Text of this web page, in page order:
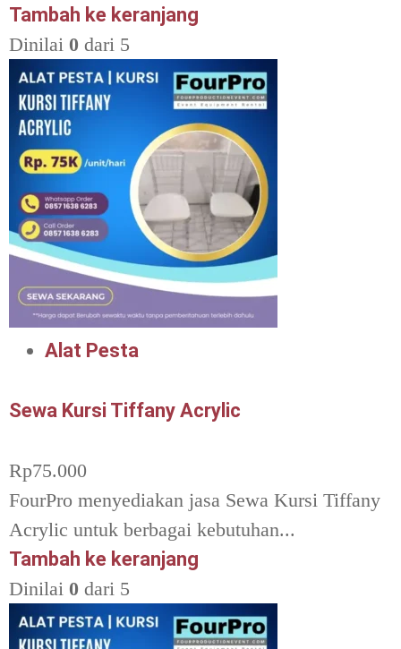
Tambah ke keranjang
Dinilai 0 dari 5
Alat Pesta
Sewa Kursi Tiffany Acrylic
Rp75.000
FourPro menyediakan jasa Sewa Kursi Tiffany
Acrylic untuk berbagai kebutuhan...
Tambah ke keranjang
Dinilai 0 dari 5